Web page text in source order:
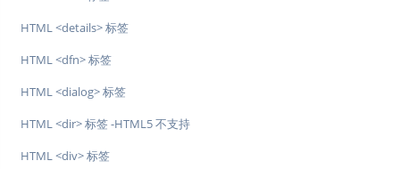
HTML <details> 标签
HTML <dfn> 标签
HTML <dialog> 标签
HTML <dir> 标签 -HTML5 不支持
HTML <div> 标签